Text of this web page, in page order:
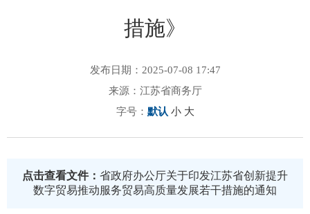
措施》
发布日期：2025-07-08 17:47
来源：江苏省商务厅
字号： 默认 小 大
点击查看文件： 省政府办公厅关于印发江苏省创新提升
数字贸易推动服务贸易高质量发展若干措施的通知